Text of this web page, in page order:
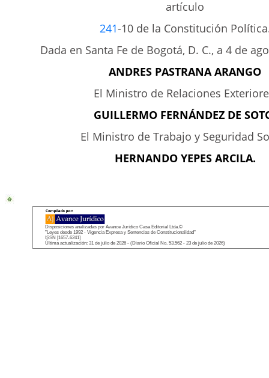
artículo
241-10 de la Constitución
Dada en Santa Fe de Bogotá, D. C., a 4 de
ANDRES PASTRANA ARANGO
El Ministro de Relaciones
GUILLERMO FERNÁNDEZ DE
El Ministro de Trabajo y Seguridad
HERNANDO YEPES ARCILA.
Disposiciones analizadas por Avance Jurídico Casa Editorial Ltda.©
"Leyes desde 1992 - Vigencia Expresa y Sentencias de Constitucionalidad"
ISSN [1657-6241]
Última actualización: 31 de julio de 2026 - (Diario Oficial No. 53.562 - 23 de julio de 2026)